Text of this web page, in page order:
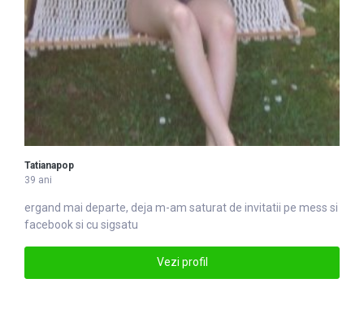
Tatianapop
39 ani
ergand mai departe, deja m-am saturat de invitatii pe mess si
facebook si cu sigsatu
Vezi profil